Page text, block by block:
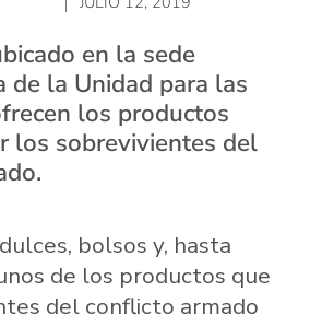
en la sede
de la Unidad para las
los productos
los sobrevivientes del
bolsos y, hasta
de los productos que
del conflicto armado